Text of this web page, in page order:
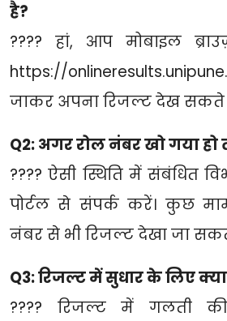
है?
???? हां, आप मोबाइल
https://
जाकर अपना रिजल्ट देख सकते
Q2: अगर रोल नंबर खो गया हो
???? ऐसी स्थिति में संबंधित
पोर्टल से संपर्क करें। कुछ
नंबर से भी रिजल्ट देखा जा
Q3: रिजल्ट में सुधार के लिए क्या
???? रिजल्ट में गलती